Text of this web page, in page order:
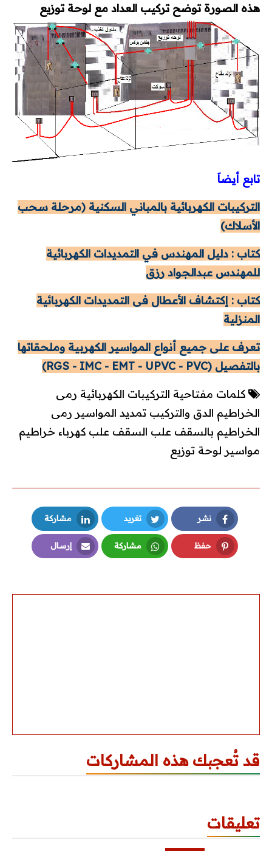
هذه الصورة توضح تركيب العداد مع لوحة توزيع
تابع أيضاَ
التركيبات الكهربائية بالمباني السكنية (مرحلة سحب
الأسلاك)
كتاب : دليل المهندس في التمديدات الكهربائية
للمهندس عبدالجواد رزق
كتاب : إكتشاف الأعطال فى التمديدات الكهربائية
المنزلية
تعرف على جميع أنواع المواسير الكهربية وملحقاتها
بالتفصيل (RGS - IMC - EMT - UPVC - PVC)
كلمات مفتاحية التركيبات الكهربائية رمى
الخراطيم الدق والتركيب تمديد المواسير رمى
الخراطيم بالسقف علب السقف علب كهرباء خراطيم
مواسير لوحة توزيع
نشر
Facebook
تغريد
Twitter
مشاركة
LinkedIn
حفظ مشاركة إرسال
قد تُعجبك هذه المشاركات
تعليقات